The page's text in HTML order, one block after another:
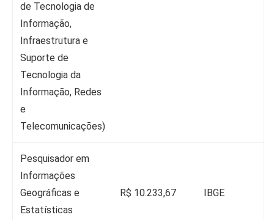
de Tecnologia de
Informação,
Infraestrutura e
Suporte de
Tecnologia da
Informação, Redes
e
Telecomunicações)
Pesquisador em
Informações
Geográficas e
Estatísticas
R$ 10.233,67 IBGE